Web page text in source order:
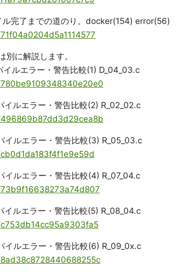
完了までの道のり。docker(154) error(56)
に解説します。
ルエラー・警告比較(1) D_04_03.c
ルエラー・警告比較(2) R_02_02.c
ルエラー・警告比較(3) R_05_03.c
ルエラー・警告比較(4) R_07_04.c
ルエラー・警告比較(5) R_08_04.c
ルエラー・警告比較(6) R_09_0x.c